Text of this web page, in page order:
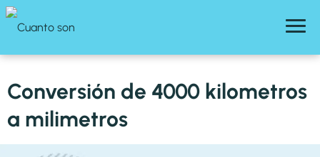
Conversión de 4000 kilometros
a milimetros